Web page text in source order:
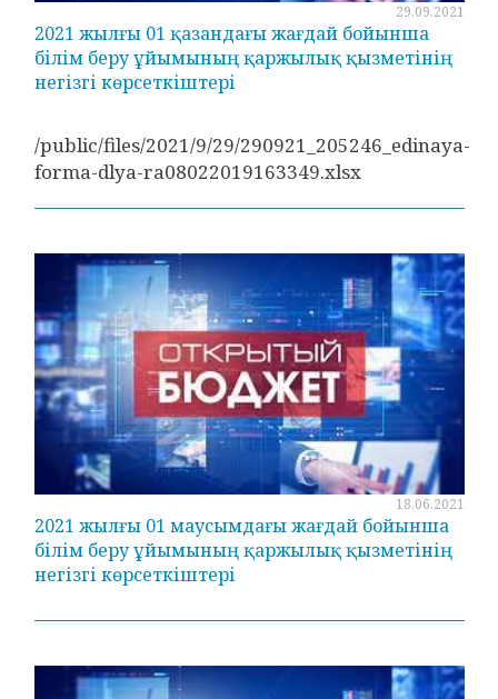
29.09.2021
2021 жылғы 01 қазандағы жағдай бойынша
білім беру ұйымының қаржылық қызметінің
негізгі көрсеткіштері
/public/files/2021/9/29/290921_205246_edinaya-
forma-dlya-ra08022019163349.xlsx
18.06.2021
2021 жылғы 01 маусымдағы жағдай бойынша
білім беру ұйымының қаржылық қызметінің
негізгі көрсеткіштері